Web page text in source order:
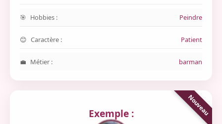
Hobbies : Peindre
Caractère : Patient
Métier : barman
Exemple :